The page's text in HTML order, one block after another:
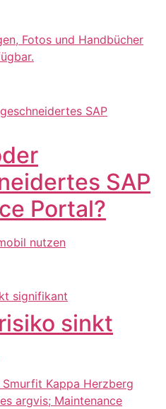
Fotos und Handbücher
SAP
Portal?
nutzen
sinkt
Kappa Herzberg
argvis; Maintenance